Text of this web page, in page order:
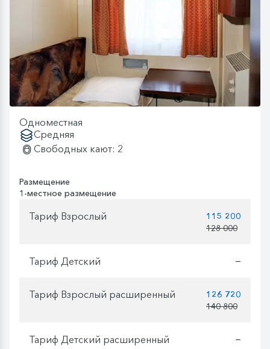
Одноместная
Средняя
Свободных кают: 2
Размещение
1-местное размещение
Тариф Взрослый
115 200
128 000
Тариф Детский —
Тариф Взрослый расширенный
126 720
140 800
Тариф Детский расширенный —